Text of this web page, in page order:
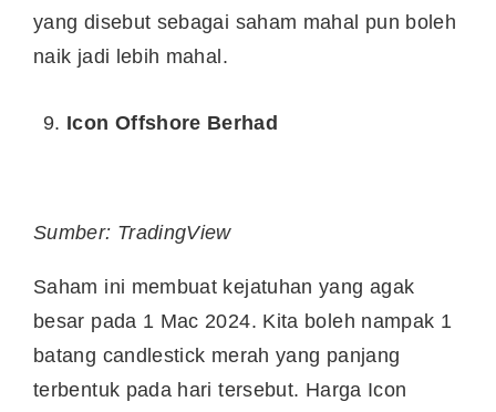
yang disebut sebagai saham mahal pun boleh
naik jadi lebih mahal.
Icon Offshore Berhad
Sumber: TradingView
Saham ini membuat kejatuhan yang agak
besar pada 1 Mac 2024. Kita boleh nampak 1
batang candlestick merah yang panjang
terbentuk pada hari tersebut. Harga Icon